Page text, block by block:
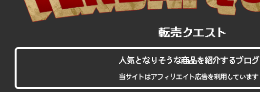
人気となりそうな商品を紹介するブログ
当サイトはアフィリエイト広告を利用しています